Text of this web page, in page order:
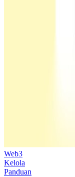
Web3
Kelola
Panduan